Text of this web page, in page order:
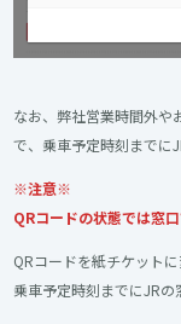
なお、弊社営業時間外や
で、乗車予定時刻までに
※注意※
QRコードの状態では窓
QRコードを紙チケット
乗車予定時刻までにJRの